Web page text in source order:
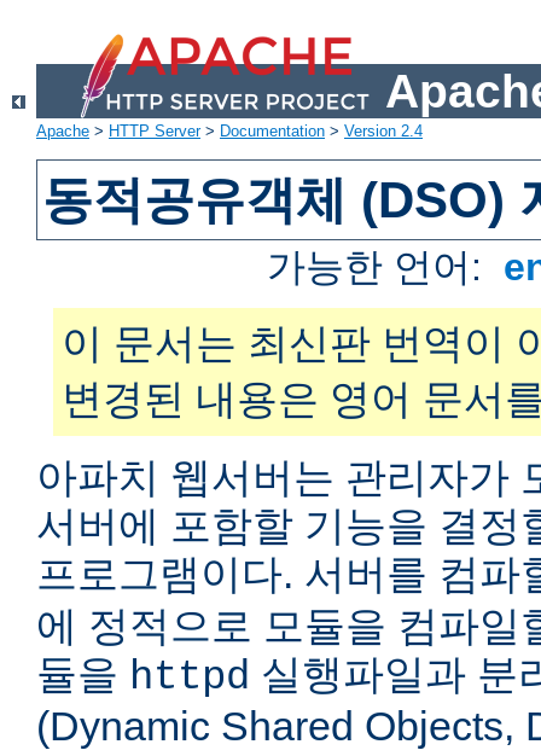
Apache > HTTP Server> Documentation > Version 2.4
동적공유객체 (DSO)
가능한 언어:
이 문서는 최신판 번역이
변경된 내용은 영어 문서
아파치 웹서버는 관리자가
서버에 포함할 기능을 결정
프로그램이다. 서버를 컴파
에 정적으로 모듈을 컴파일
듈을 httpd 실행파일과 분
(Dynamic Shared Objects,